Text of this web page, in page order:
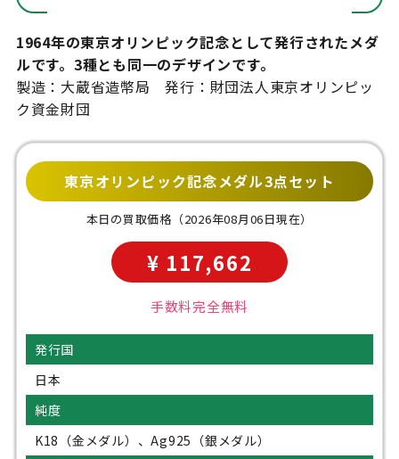
1964年の東京オリンピック記念として発行されたメダ
ルです。3種とも同一のデザインです。
製造：大蔵省造幣局 発行：財団法人東京オリンピッ
ク資金財団
東京オリンピック記念メダル3点セット
本日の買取価格 （2026年08月06日現在）
¥ 117,662
手数料完全無料
発行国
日本
純度
K18（金メダル）、Ag925（銀メダル）